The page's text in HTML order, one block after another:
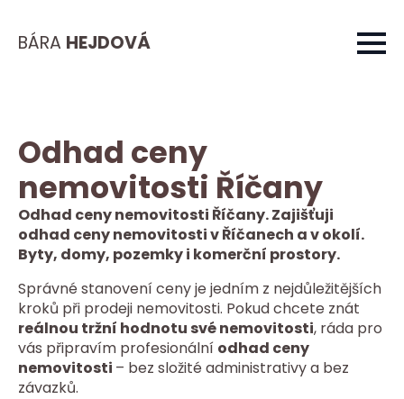
BÁRA HEJDOVÁ
Odhad ceny
nemovitosti Říčany
Odhad ceny nemovitosti Říčany. Zajišťuji
odhad ceny nemovitosti v Říčanech a v okolí.
Byty, domy, pozemky i komerční prostory.
Správné stanovení ceny je jedním z nejdůležitějších
kroků při prodeji nemovitosti. Pokud chcete znát
reálnou tržní hodnotu své nemovitosti, ráda pro
vás připravím profesionální odhad ceny
nemovitosti – bez složité administrativy a bez
závazků.